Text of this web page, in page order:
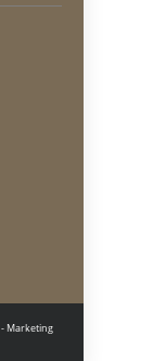
- Marketing